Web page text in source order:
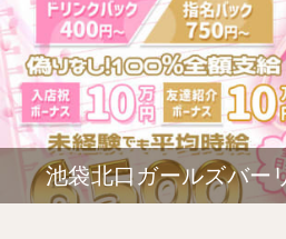
池袋北口ガールズバー